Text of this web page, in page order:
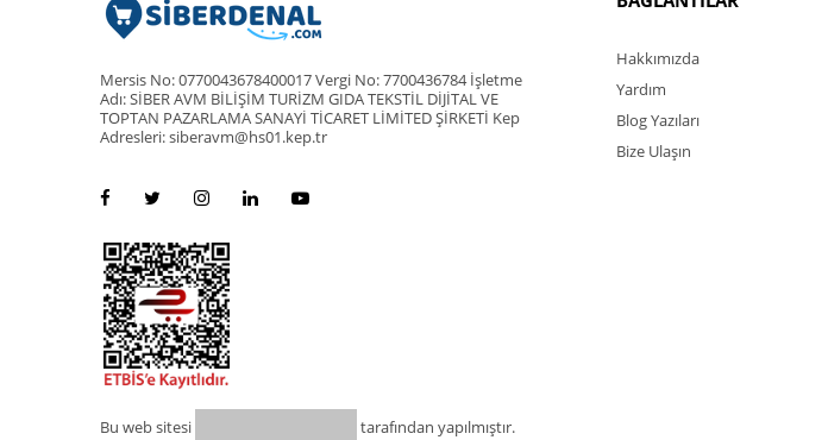
Mersis No: 0770043678400017 Vergi No: 7700436784 İşletme
Adı: SİBER AVM BİLİŞİM TURİZM GIDA TEKSTİL DİJİTAL VE
TOPTAN PAZARLAMA SANAYİ TİCARET LİMİTED ŞİRKETİ Kep
Adresleri: siberavm@hs01.kep.tr
Bu web sitesi tarafından yapılmıştır.
Hakkımızda
Yardım
Blog Yazıları
Bize Ulaşın